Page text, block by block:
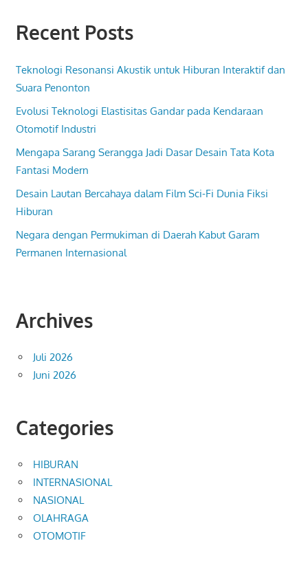
Recent Posts
Teknologi Resonansi Akustik untuk Hiburan Interaktif dan
Suara Penonton
Evolusi Teknologi Elastisitas Gandar pada Kendaraan
Otomotif Industri
Mengapa Sarang Serangga Jadi Dasar Desain Tata Kota
Fantasi Modern
Desain Lautan Bercahaya dalam Film Sci-Fi Dunia Fiksi
Hiburan
Negara dengan Permukiman di Daerah Kabut Garam
Permanen Internasional
Archives
Juli 2026
Juni 2026
Categories
HIBURAN
INTERNASIONAL
NASIONAL
OLAHRAGA
OTOMOTIF